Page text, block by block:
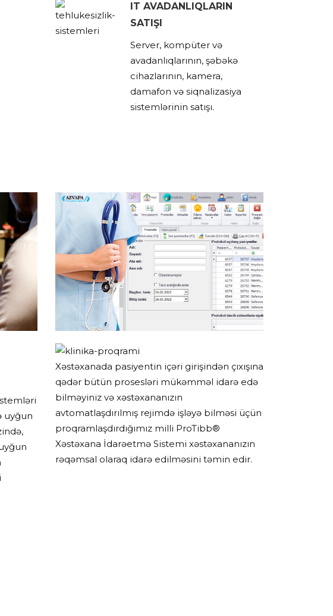
IT AVADANLIQLARIN
SATIŞI
Server, kompüter və
avadanlıqlarının, şəbəkə
cihazlarının, kamera,
damafon və siqnalizasiya
sistemlərinin satışı.
uyğun
Xəstəxanada pasiyentin içəri girişindən çıxışına
qədər bütün prosesləri mükəmməl idarə edə
bilməyiniz və xəstəxananızın
avtomatlaşdırılmış rejimdə işləyə bilməsi üçün
proqramlaşdırdığımız milli ProTibb®
Xəstəxana İdarəetmə Sistemi xəstəxananızın
rəqəmsal olaraq idarə edilməsini təmin edir.